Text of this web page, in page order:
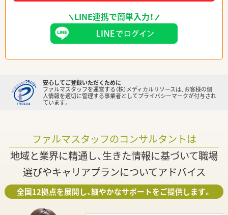
LINE連携で簡単入力！
安心してご登録いただくために
ファルマスタッフを運営する（株）メディカルリソースは、お客様の個
人情報を適切に管理する事業者としてプライバシーマークが付与され
ています。
ファルマスタッフのコンサルタントは
地域と業界に精通し、生きた情報に基づいて職場
選びやキャリアプランについてアドバイス
全国12拠点を展開し、細やかなサポートをご提供します。